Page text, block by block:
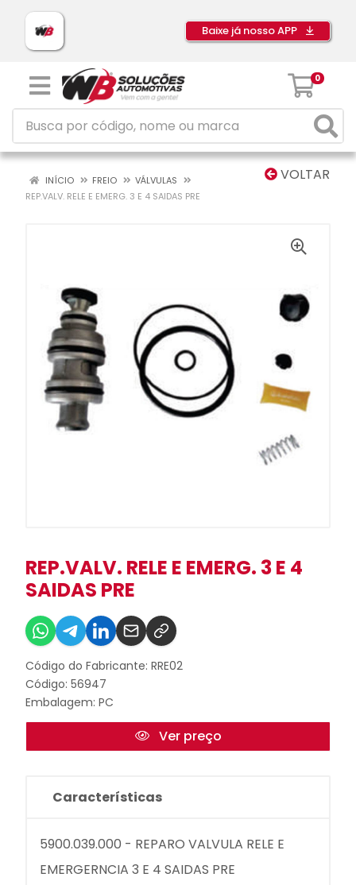
Baixe já nosso APP
0
VOLTAR
INÍCIO FREIO
VÁLVULAS
REP.VALV. RELE E EMERG. 3 E 4 SAIDAS PRE
REP.VALV. RELE E EMERG. 3 E 4
SAIDAS PRE
Código do Fabricante: RRE02
Código: 56947
Embalagem: PC
Ver preço
Características
5900.039.000 - REPARO VALVULA RELE E
EMERGERNCIA 3 E 4 SAIDAS PRE